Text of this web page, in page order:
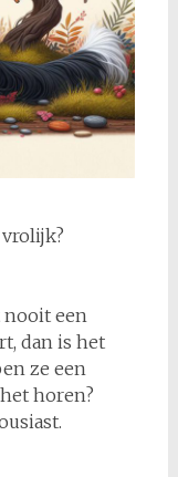
nooit een
dan is het
ze een
horen?